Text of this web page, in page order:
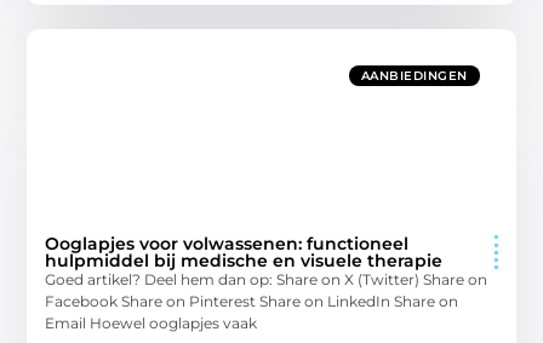
AANBIEDINGEN
Ooglapjes voor volwassenen: functioneel
hulpmiddel bij medische en visuele therapie
Goed artikel? Deel hem dan op: Share on X (Twitter) Share on
Facebook Share on Pinterest Share on LinkedIn Share on
Email Hoewel ooglapjes vaak